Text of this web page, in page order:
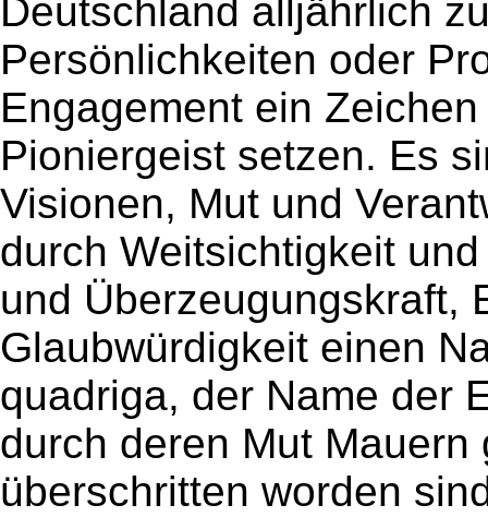
Deutschland alljährlich
Persönlichkeiten oder
Engagement ein
Pioniergeist setzen. Es
Visionen, Mut und
durch Weitsichtigkeit
und Überzeugungskraft,
Glaubwürdigkeit einen
quadriga, der Name der
durch deren Mut
überschritten worden